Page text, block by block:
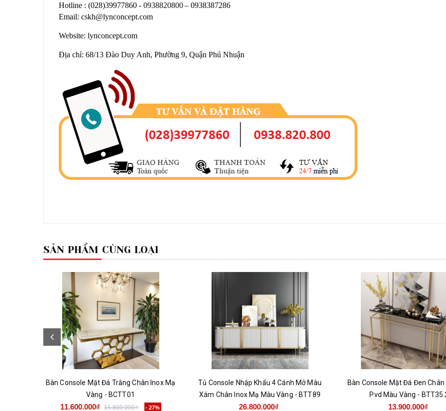
Hotline : (028)39977860 - 0938820800– 0938387286
Email: cskh@lynconcept.com
Website: lynconcept.com
Địa chỉ: 68/13 Đào Duy Anh, Phường 9, Quận Phú Nhuận
SẢN PHẨM CÙNG LOẠI
Bàn Console Mặt Đá Trắng Chân Inox Mạ
Vàng - BCTT01
11.600.000₫ 15.800.000₫ - 27%
Tủ Console Nhập Khẩu 4 Cánh Mở Màu
Xám Chân Inox Mạ Màu Vàng - BTT89
26.800.000₫
Bàn Console Mặt Đá Đen Chân
Pvd Màu Vàng -
13.900.000₫